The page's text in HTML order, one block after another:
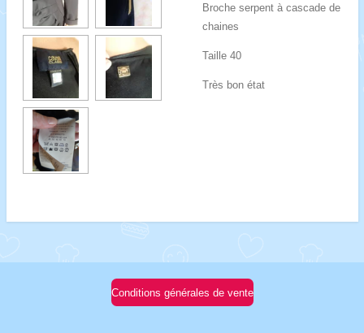
Broche serpent à cascade de
chaines
Taille 40
Très bon état
Conditions générales de vente